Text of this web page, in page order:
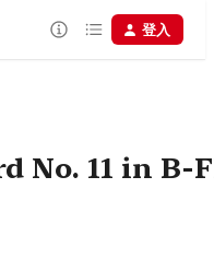
登入
No. 11 in B-